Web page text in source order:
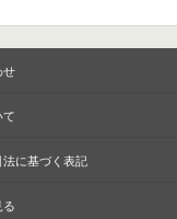
せ
に基づく表記